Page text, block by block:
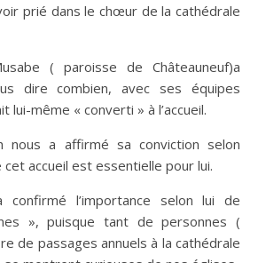
prié dans le chœur de la cathédrale
( paroisse de Châteauneuf)a
dire combien, avec ses équipes
lui-même « converti » à l’accueil.
nous a affirmé sa conviction selon
cet accueil est essentielle pour lui.
confirmé l’importance selon lui de
», puisque tant de personnes (
de passages annuels à la cathédrale